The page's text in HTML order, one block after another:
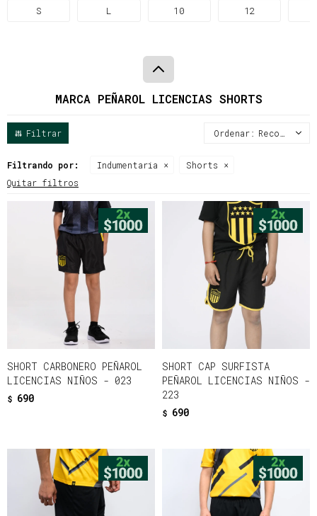
S L 10 12
MARCA PEÑAROL LICENCIAS SHORTS
Recomendados
Filtrando por: Indumentaria
Shorts
Quitar filtros
SHORT CARBONERO PEÑAROL
LICENCIAS NIÑOS - 023
$ 690
SHORT CAP SURFISTA
PEÑAROL LICENCIAS NIÑOS -
223
$ 690